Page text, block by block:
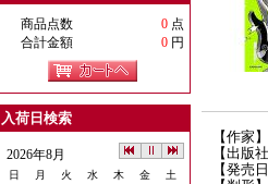
商品点数 0 点
合計金額
0 円
入荷日検索
2026年8月
日 月 火 水 木 金 土
【作家
【出版
【発売